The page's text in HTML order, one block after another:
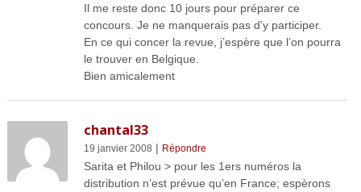
Il me reste donc 10 jours pour préparer ce
concours. Je ne manquerais pas d’y participer.
En ce qui concer la revue, j’espère que l’on pourra
le trouver en Belgique.
Bien amicalement
chantal33
19 janvier 2008 | Répondre
Sarita et Philou > pour les 1ers numéros la
distribution n’est prévue qu’en France; espèrons